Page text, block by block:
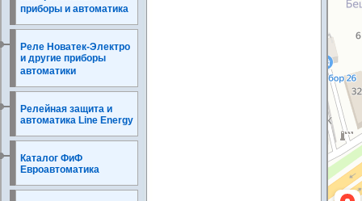
приборы и автоматика
Реле Новатек-Электро
и другие приборы
автоматики
Релейная защита и
автоматика Line Energy
Каталог ФиФ
Евроавтоматика